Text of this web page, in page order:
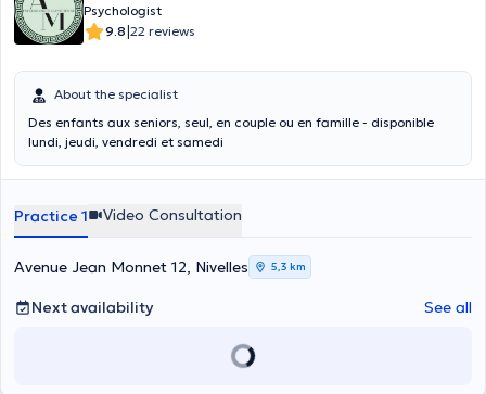
Psychologist
9.8|22 reviews
About the specialist
Des enfants aux seniors, seul, en couple ou en famille - disponible
lundi, jeudi, vendredi et samedi
Practice 1 Video Consultation
Avenue Jean Monnet 12, Nivelles 5,3 km
Next availability See all